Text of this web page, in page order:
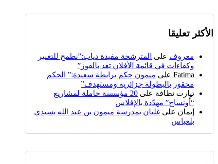
الأكثر تعليقا
معروف على المترشحة مفيدة دياب:”نطمح للتغيير
وكفاءات في قائمة الأفلان تعد بالفوز”
Fatima على ميمون حكم برابطة سعيدة:” الحكم
محقور بالبطولة جزائرية ومستهدف”
تيارت نظافة على
20 مؤسسة حاملة لمشاريع
“أونساج” مهدّدة بالإفلاس
إيمان على غليان بمدرسة ميمون بن عبد الله بسيدي
بلعباس